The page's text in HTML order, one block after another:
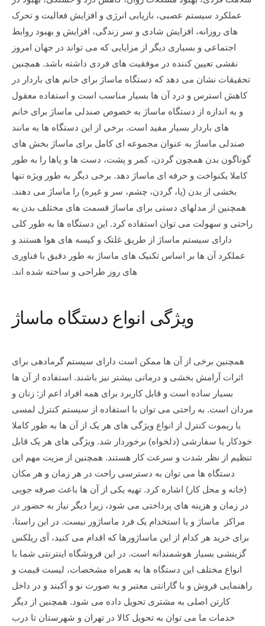
عملکرد سیستم عصبی، بازیابی انرژی و افزایش فعالیت و تحرک
های روزانه، افزایش شادی و سر زندگی، افزایش و بهبود روابط
اجتماعی و بسیاری دیگر از مزایایی که می تواند در جهان امروز
نقشی تعیین کننده در موفقیت های فردی داشته باشد. همچنین
تحقیقات نشان می دهد که دستگاه ماساژ برای خانم های باردار در
کاهش استرس و درد آن ها بسیار مناسب است و استفاده معقول
و به اندازه از دستگاه ماساژ به خصوص صندلی ماساژ برای خانم
های باردار بسیار مفید است. برخی از این دستگاه ها به مانند
صندلی ماساژ به عنوان مجموعه ای کامل برای ماساژ بخش های
گوناگون بدن همچون گردن، کمر و پشت، دست ها و پاها را به طور
کاملا یکنواخت و حرفه ای ماساژ دهد. برخی دیگر به طور ویژه تنها
بخشی از بدن (پا، گردن، چشم، سر و غیره) را ماساژ می دهند.
همچنین از مدلهای دستی برای ماساژ قسمت های مختلف بدن به
راحتی و سهولت می توان استفاده کرد. این دستگاه ها به طور کلی
دارای سیستم ماساژ از طریق غلتک و کیسه های هوا هستند و
عملکرد آن ها بر اساس تکنیک های ماساژ به طور دقیق با فناوری
های روز طراحی و ساخته شده اند.
ویژگی انواع دستگاه ماساژ
همچنین برخی از آن ها ممکن است دارای سیستم گرمادهی برای
اثرات آرامش بخشی و درمانی بیشتر نیز باشند. استفاده از آن ها
بسیار ساده است و قابل کاربرد برای همه افراد اعم از: زنان و
مردان است. به راحتی می توان با استفاده از سیستم کنترل لمسی
یا ریموت کنترل از انواع ویژگی های هر یک از آن ها به طور کاملا
خودکار یا سفارشی (دلخواه) برخوردار شد. ویژگی های هر یک قابل
تنظیم از نظر شدت و سرعت کار هستند. همچنین از مزیت مهم این
دستگاه ها می توان به دسترسی راحت در هر زمان و هر مکان
(خانه و محل کار) اشاره کرد. تهیه یکی از آن ها باعث صرفه جویی
در زمان و هزینه های پرداختی می شود، زیرا دیگر نیاز به حضور در
مراکز ماساژ و یا استخدام یک فرد ماساژور نیست. در این راستا،
برای خرید هر کدام از این ماساژورها که اقدام می کنید، آی ریلکس
گزینشی بسیار هوشمندانه است. در این فروشگاه اینترنتی شما با
انواع مختلف این دستگاه ها به همراه مشخصات، لیست قیمت و
راهنمایی فروش و با گارانتی معتبر و به صورت نو و آکبند و در داخل
کارتن اصلی به مشتری تحویل داده می شود. همچنین از دیگر
خدمات ما می توان به تحویل کالا در تهران و شهرستان تا درب